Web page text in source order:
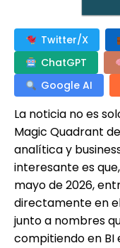
Twitter/X
ChatGPT
Google AI
La noticia no es
Magic Quadrant
analítica y
interesante es
mayo de 2026,
directamente en
junto a nombres
compitiendo en BI